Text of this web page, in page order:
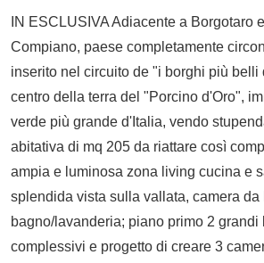
IN ESCLUSIVA Adiacente a Borgotaro
Compiano, paese completamente
inserito nel circuito de "i borghi più belli
centro della terra del "Porcino d'Oro",
verde più grande d'Italia, vendo
abitativa di mq 205 da riattare così
ampia e luminosa zona living cucina e
splendida vista sulla vallata, camera da
bagno/lavanderia; piano primo 2 grandi
complessivi e progetto di creare 3